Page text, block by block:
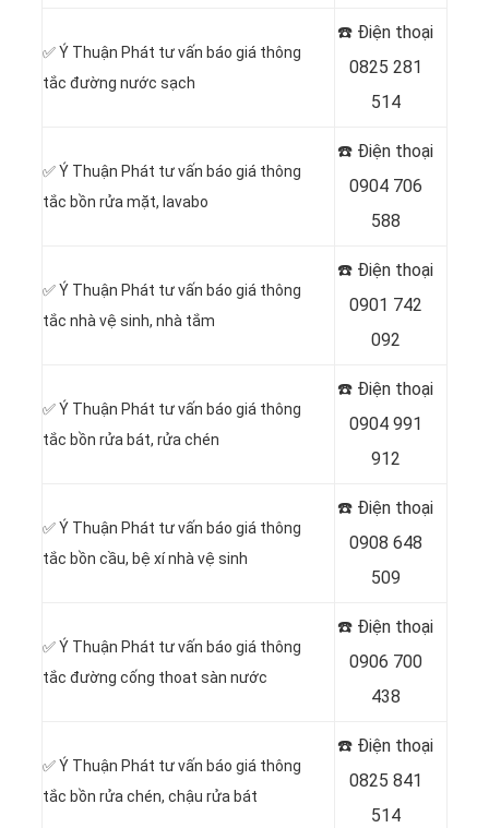
✅ Ý Thuận Phát tư vấn báo giá thông
tắc đường nước sạch
☎️ Điện thoại
0825 281
514
✅ Ý Thuận Phát tư vấn báo giá thông
tắc bồn rửa mặt, lavabo
☎️ Điện thoại
0904 706
588
✅ Ý Thuận Phát tư vấn báo giá thông
tắc nhà vệ sinh, nhà tắm
☎️ Điện thoại
0901 742
092
✅ Ý Thuận Phát tư vấn báo giá thông
tắc bồn rửa bát, rửa chén
☎️ Điện thoại
0904 991
912
✅ Ý Thuận Phát tư vấn báo giá thông
tắc bồn cầu, bệ xí nhà vệ sinh
☎️ Điện thoại
0908 648
509
✅ Ý Thuận Phát tư vấn báo giá thông
tắc đường cống thoat sàn nước
☎️ Điện thoại
0906 700
438
✅ Ý Thuận Phát tư vấn báo giá thông
tắc bồn rửa chén, chậu rửa bát
☎️ Điện thoại
0825 841
514